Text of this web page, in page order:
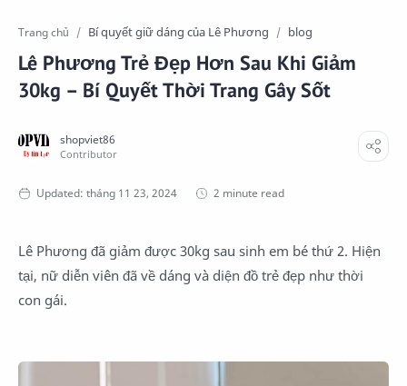
Trang chủ Bí quyết giữ dáng của Lê Phương blog
Lê Phương Trẻ Đẹp Hơn Sau Khi Giảm
30kg – Bí Quyết Thời Trang Gây Sốt
2 minute read
Lê Phương đã giảm được 30kg sau sinh em bé thứ 2. Hiện
tại, nữ diễn viên đã về dáng và diện đồ trẻ đẹp như thời
con gái.